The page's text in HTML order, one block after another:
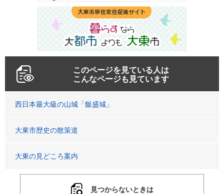
このページを見ている人は
こんなページも見ています
西日本最大級の山城「飯盛城」
大東市歴史の散策道
大東の見どころ案内
見つからないときは